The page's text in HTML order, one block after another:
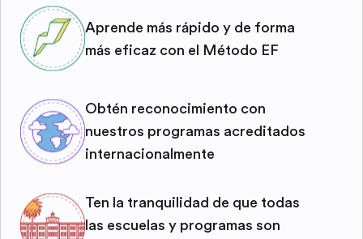
Aprende más rápido y de forma
más eficaz con el Método EF
Obtén reconocimiento con
nuestros programas acreditados
internacionalmente
Ten la tranquilidad de que todas
las escuelas y programas son